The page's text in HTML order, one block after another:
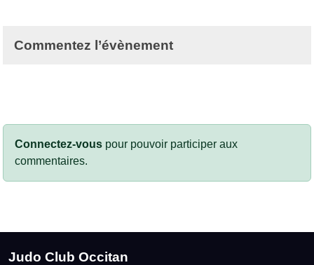
Commentez l’évènement
Connectez-vous pour pouvoir participer aux
commentaires.
Judo Club Occitan